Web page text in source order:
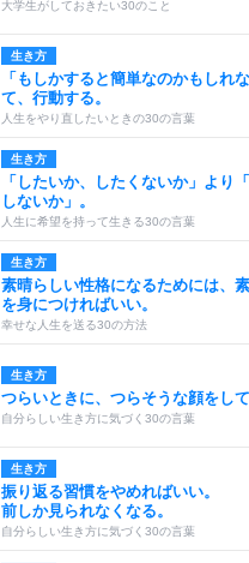
大学生がしておきたい30のこと
生き方
「もしかすると簡単なのかもしれ
て、行動する。
人生をやり直したいときの30の言葉
生き方
「したいか、したくないか」より
しないか」。
人生に希望を持って生きる30の言葉
生き方
素晴らしい性格になるためには、
を身につければいい。
幸せな人生を送る30の方法
生き方
つらいときに、つらそうな顔をして
自分らしい生き方に気づく30の言葉
生き方
振り返る習慣をやめればいい。
前しか見られなくなる。
自分らしい生き方に気づく30の言葉